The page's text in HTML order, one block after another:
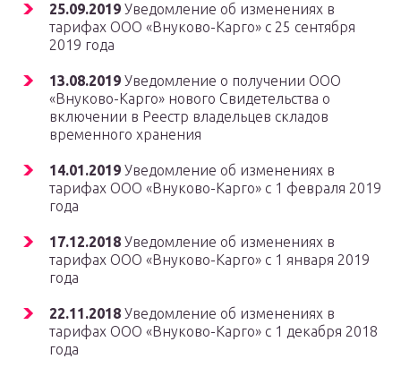
25.09.2019 Уведомление об изменениях в
тарифах ООО «Внуково-Карго» с 25 сентября
2019 года
13.08.2019 Уведомление о получении ООО
«Внуково-Карго» нового Свидетельства о
включении в Реестр владельцев складов
временного хранения
14.01.2019 Уведомление об изменениях в
тарифах ООО «Внуково-Карго» с 1 февраля 2019
года
17.12.2018 Уведомление об изменениях в
тарифах ООО «Внуково-Карго» с 1 января 2019
года
22.11.2018 Уведомление об изменениях в
тарифах ООО «Внуково-Карго» с 1 декабря 2018
года